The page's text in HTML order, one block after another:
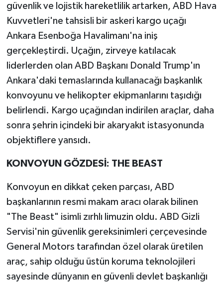
güvenlik ve lojistik hareketlilik artarken, ABD Hava
Kuvvetleri'ne tahsisli bir askeri kargo uçağı
Ankara Esenboğa Havalimanı'na iniş
gerçekleştirdi. Uçağın, zirveye katılacak
liderlerden olan ABD Başkanı Donald Trump'ın
Ankara'daki temaslarında kullanacağı başkanlık
konvoyunu ve helikopter ekipmanlarını taşıdığı
belirlendi. Kargo uçağından indirilen araçlar, daha
sonra şehrin içindeki bir akaryakıt istasyonunda
objektiflere yansıdı.
KONVOYUN GÖZDESİ: THE BEAST
Konvoyun en dikkat çeken parçası, ABD
başkanlarının resmi makam aracı olarak bilinen
"The Beast" isimli zırhlı limuzin oldu. ABD Gizli
Servisi'nin güvenlik gereksinimleri çerçevesinde
General Motors tarafından özel olarak üretilen
araç, sahip olduğu üstün koruma teknolojileri
sayesinde dünyanın en güvenli devlet başkanlığı